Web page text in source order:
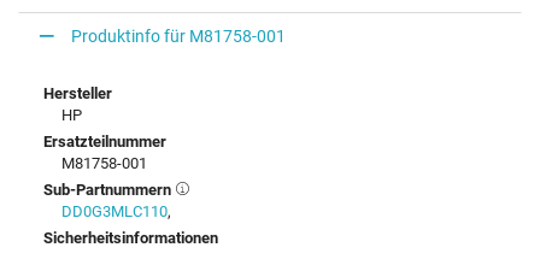
Produktinfo für M81758-001
Hersteller
HP
Ersatzteilnummer
M81758-001
Sub-Partnummern
DD0G3MLC110,
Sicherheitsinformationen